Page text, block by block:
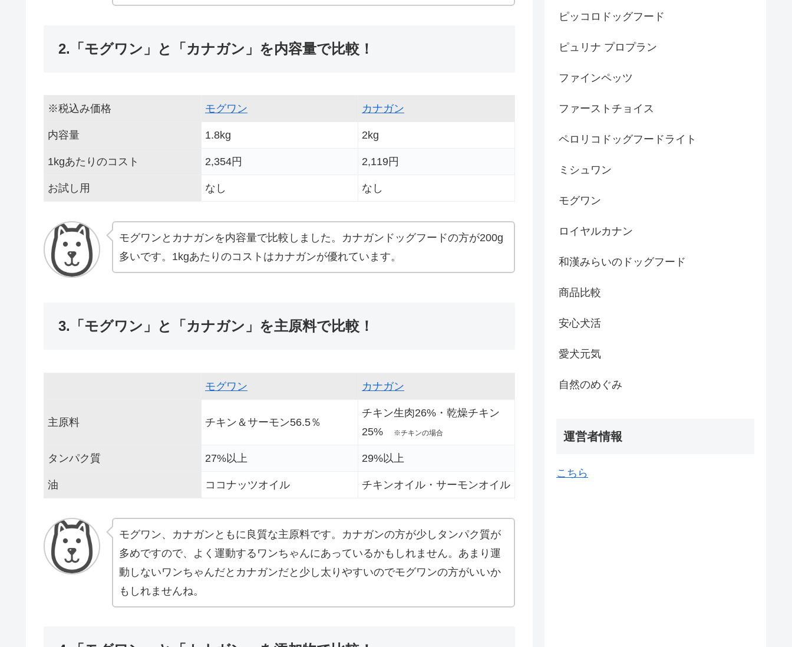
2.「モグワン」と「カナガン」を内容量で比較！
※税込み価格 モグワン カナガン
内容量 1.8kg 2kg
1kgあたりのコスト 2,354円 2,119円
お試し用 なし なし
モグワンとカナガンを内容量で比較しました。カナガンドッグフードの方が200g
多いです。1kgあたりのコストはカナガンが優れています。
3.「モグワン」と「カナガン」を主原料で比較！
モグワン カナガン
主原料 チキン＆サーモン56.5％
チキン生肉26%・乾燥チキン
25%
※チキンの場合
タンパク質 27%以上 29%以上
油 ココナッツオイル チキンオイル・サーモンオイル
モグワン、カナガンともに良質な主原料です。カナガンの方が少しタンパク質が
多めですので、よく運動するワンちゃんにあっているかもしれません。あまり運
動しないワンちゃんだとカナガンだと少し太りやすいのでモグワンの方がいいか
もしれませんね。
ピッコロドッグフード
ピュリナ プロプラン
ファインペッツ
ファーストチョイス
ペロリコドッグフードライト
ミシュワン
モグワン
ロイヤルカナン
和漢みらいのドッグフード
商品比較
安心犬活
愛犬元気
自然のめぐみ
運営者情報
こちら